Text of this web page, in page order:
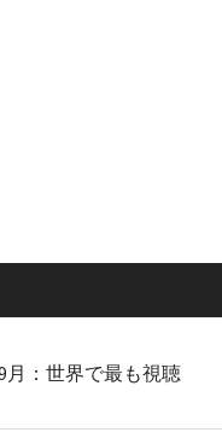
月：世界で最も視聴